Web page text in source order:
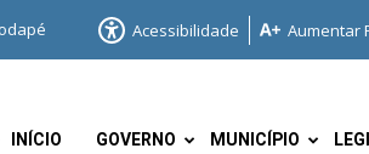
Acessibilidade Aumentar
INÍCIO GOVERNO MUNICÍPIO